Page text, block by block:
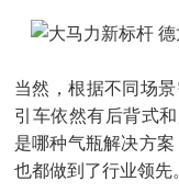
当然，根据不同场
引车依然有后背式
是哪种气瓶解决方
也都做到了行业领先。